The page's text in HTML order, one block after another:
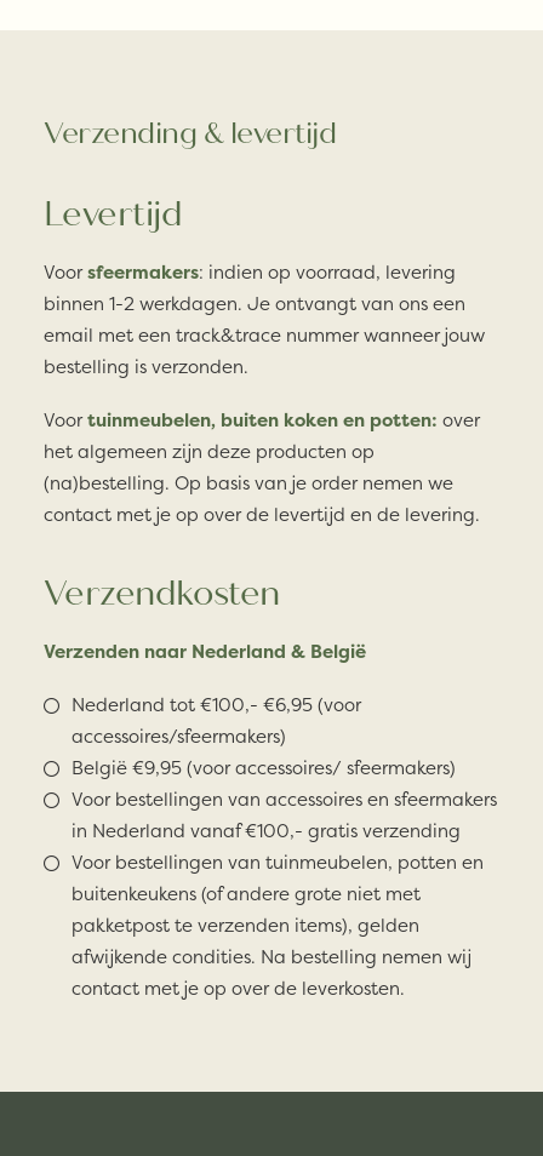
Verzending & levertijd
Levertijd
Voorsfeermakers: indien op voorraad, levering
binnen 1-2 werkdagen. Je ontvangt van ons een
email met een track&trace nummer wanneer jouw
bestelling is verzonden.
Voortuinmeubelen, buiten koken en potten: over
het algemeen zijn deze producten op
(na)bestelling. Op basis van je order nemen we
contact met je op over de levertijd en de levering.
Verzendkosten
Verzenden naar Nederland & België
Nederland tot €100,- €6,95 (voor
accessoires/sfeermakers)
België €9,95 (voor accessoires/ sfeermakers)
Voor bestellingen van accessoires en sfeermakers
in Nederland vanaf €100,- gratis verzending
Voor bestellingen van tuinmeubelen, potten en
buitenkeukens (of andere grote niet met
pakketpost te verzenden items), gelden
afwijkende condities. Na bestelling nemen wij
contact met je op over de leverkosten.